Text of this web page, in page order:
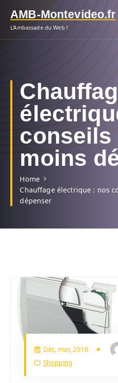
p
AMB-Montevideo.fr
L'Ambassade du Web !
conseils
moins
Home
Chauffage électrique : nos
dépenser
Déc, mar, 2016
Shopping